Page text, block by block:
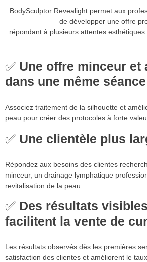
BodySculptor Revealight permet aux
de développer une offre
répondant à plusieurs attentes esthétiques
✅ Une offre minceur et
dans une même séance
Associez traitement de la silhouette et
peau pour créer des protocoles à forte
✅ Une clientèle plus
Répondez aux besoins des clientes
minceur, un drainage lymphatique
revitalisation de la peau.
✅ Des résultats
facilitent la vente de
Les résultats observés dès les premières
satisfaction des clientes et améliorent le